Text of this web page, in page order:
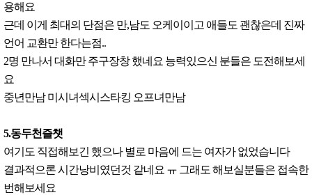
용해요
근데 이게 최대의 단점은 만,남도 오케이이고 애들도 괜찮은데 진짜
언어 교환만 한다는점..
2명 만나서 대화만 주구장창 했네요 능력있으신 분들은 도전해보세
요
중년만남 미시녀섹시스타킹 오프녀만남
5.동두천즐챗
여기도 직접해보긴 했으나 별로 마음에 드는 여자가 없었습니다
결과적으론 시간낭비였던것 같네요 ㅠ 그래도 해보실분들은 접속한
번해보세요